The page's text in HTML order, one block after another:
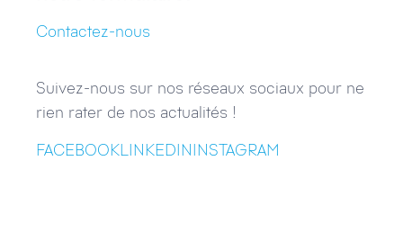
Contactez-nous
Suivez-nous sur nos réseaux sociaux pour ne
rien rater de nos actualités !
FACEBOOKLINKEDININSTAGRAM